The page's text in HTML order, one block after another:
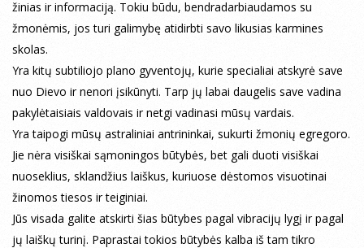
žinias ir informaciją. Tokiu būdu, bendradarbiaudamos su
žmonėmis, jos turi galimybę atidirbti savo likusias karmines
skolas.
Yra kitų subtiliojo plano gyventojų, kurie specialiai atskyrė save
nuo Dievo ir nenori įsikūnyti. Tarp jų labai daugelis save vadina
pakylėtaisiais valdovais ir netgi vadinasi mūsų vardais.
Yra taipogi mūsų astraliniai antrininkai, sukurti žmonių egregoro.
Jie nėra visiškai sąmoningos būtybės, bet gali duoti visiškai
nuoseklius, sklandžius laiškus, kuriuose dėstomos visuotinai
žinomos tiesos ir teiginiai.
Jūs visada galite atskirti šias būtybes pagal vibracijų lygį ir pagal
jų laiškų turinį. Paprastai tokios būtybės kalba iš tam tikro